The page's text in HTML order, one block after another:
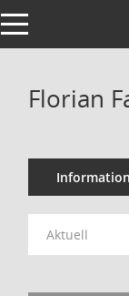
Toggle navigation
Florian
Aktuell